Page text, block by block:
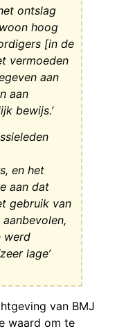
ontslag
hoog
[in de
vermoeden
aan
aan
bewijs.’
en het
aan dat
gebruik van
werd
lage’
van BMJ
waard om te